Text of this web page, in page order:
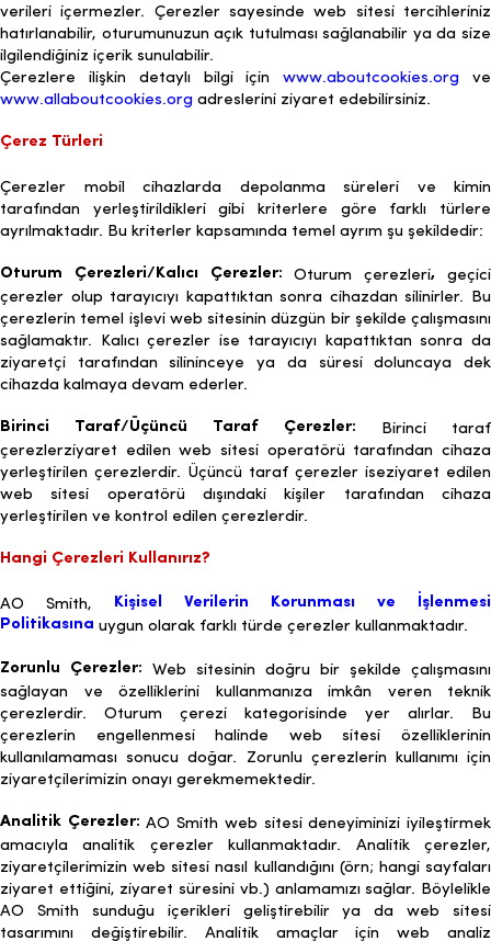
verileri içermezler. Çerezler sayesinde web sitesi tercihleriniz
hatırlanabilir, oturumunuzun açık tutulması sağlanabilir ya da size
ilgilendiğiniz içerik sunulabilir.
Çerezlere ilişkin detaylı bilgi içinwww.aboutcookies.org ve
www.allaboutcookies.org adreslerini ziyaret edebilirsiniz.
Çerez Türleri
Çerezler mobil cihazlarda depolanma süreleri ve kimin
tarafından yerleştirildikleri gibi kriterlere göre farklı türlere
ayrılmaktadır. Bu kriterler kapsamında temel ayrım şu şekildedir:
Oturum Çerezleri/Kalıcı Çerezler:Oturum çerezleri,geçici
çerezler olup tarayıcıyı kapattıktan sonra cihazdan silinirler. Bu
çerezlerin temel işlevi web sitesinin düzgün bir şekilde çalışmasını
sağlamaktır. Kalıcı çerezler ise tarayıcıyı kapattıktan sonra da
ziyaretçi tarafından silininceye ya da süresi doluncaya dek
cihazda kalmaya devam ederler.
Birinci Taraf/Üçüncü Taraf Çerezler: Birinci taraf
çerezlerziyaret edilen web sitesi operatörü tarafından cihaza
yerleştirilen çerezlerdir. Üçüncü taraf çerezler iseziyaret edilen
web sitesi operatörü dışındaki kişiler tarafından cihaza
yerleştirilen ve kontrol edilen çerezlerdir.
Hangi Çerezleri Kullanırız?
AO Smith, Kişisel Verilerin Korunması ve İşlenmesi
Politikasına uygun olarak farklı türde çerezler kullanmaktadır.
Zorunlu Çerezler: Web sitesinin doğru bir şekilde çalışmasını
sağlayan ve özelliklerini kullanmanıza imkân veren teknik
çerezlerdir. Oturum çerezi kategorisinde yer alırlar. Bu
çerezlerin engellenmesi halinde web sitesi özelliklerinin
kullanılamaması sonucu doğar. Zorunlu çerezlerin kullanımı için
ziyaretçilerimizin onayı gerekmemektedir.
Analitik Çerezler: AO Smith web sitesi deneyiminizi iyileştirmek
amacıyla analitik çerezler kullanmaktadır. Analitik çerezler,
ziyaretçilerimizin web sitesi nasıl kullandığını (örn; hangi sayfaları
ziyaret ettiğini, ziyaret süresini vb.) anlamamızı sağlar. Böylelikle
AO Smith sunduğu içerikleri geliştirebilir ya da web sitesi
tasarımını değiştirebilir. Analitik amaçlar için web analiz